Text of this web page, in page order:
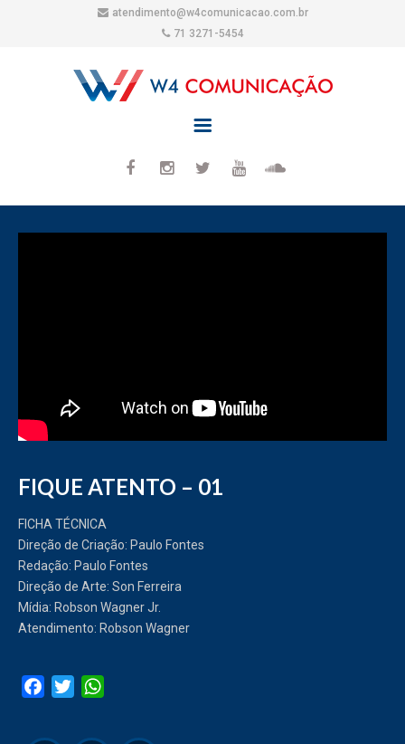
atendimento@w4comunicacao.com.br
71 3271-5454
FIQUE ATENTO – 01
FICHA TÉCNICA
Direção de Criação: Paulo Fontes
Redação: Paulo Fontes
Direção de Arte: Son Ferreira
Mídia: Robson Wagner Jr.
Atendimento: Robson Wagner
Facebook
Twitter